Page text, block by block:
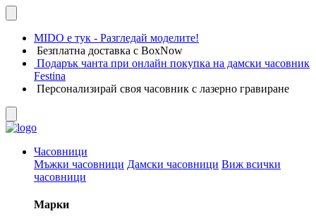
MIDO е тук - Разгледай моделите!
Безплатна доставка с BoxNow
Подарък чанта при онлайн покупка на дамски часовник
Festina
Персонализирай своя часовник с лазерно гравиране
Часовници
Мъжки часовници Дамски часовници Виж всички
часовници
Марки